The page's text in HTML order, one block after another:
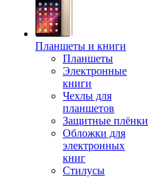
Планшеты и книги
Планшеты
Электронные
книги
Чехлы для
планшетов
Защитные плёнки
Обложки для
электронных
книг
Стилусы